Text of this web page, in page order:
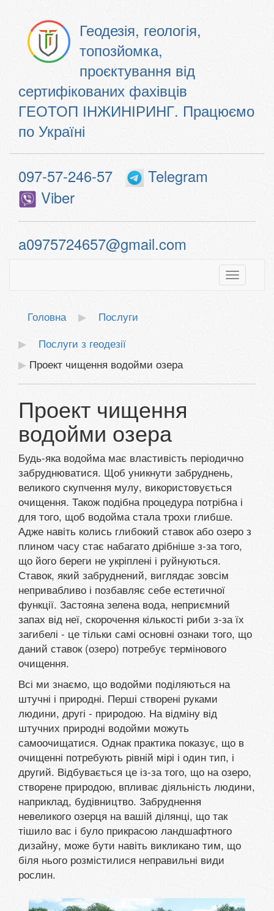
Геодезія, геологія,
топозйомка,
проєктування від
сертифікованих фахівців
ГЕОТОП ІНЖИНІРИНГ. Працюємо
по Україні
097-57-246-57
Telegram
Viber
a0975724657@gmail.com
Toggle
Головна
Послуги
Послуги з геодезії
Проект чищення водойми озера
Проект чищення
водойми озера
Будь-яка водойма має властивість періодично
забруднюватися. Щоб уникнути забруднень,
великого скупчення мулу, використовується
очищення. Також подібна процедура потрібна і
для того, щоб водойма стала трохи глибше.
Адже навіть колись глибокий ставок або озеро з
плином часу стає набагато дрібніше з-за того,
що його береги не укріплені і руйнуються.
Ставок, який забруднений, виглядає зовсім
непривабливо і позбавляє себе естетичної
функції. Застояна зелена вода, неприємний
запах від неї, скорочення кількості риби з-за їх
загибелі - це тільки самі основні ознаки того, що
даний ставок (озеро) потребує термінового
очищення.
Всі ми знаємо, що водойми поділяються на
штучні і природні. Перші створені руками
людини, другі - природою. На відміну від
штучних природні водойми можуть
самоочищатися. Однак практика показує, що в
очищенні потребують рівній мірі і один тип, і
другий. Відбувається це із-за того, що на озеро,
створене природою, впливає діяльність людини,
наприклад, будівництво. Забруднення
невеликого озерця на вашій ділянці, що так
тішило вас і було прикрасою ландшафтного
дизайну, може бути навіть викликано тим, що
біля нього розмістилися неправильні види
рослин.